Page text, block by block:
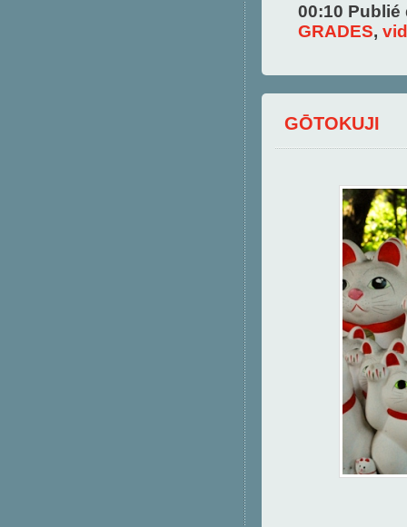
00:10
GRADES,
GŌTOKUJI